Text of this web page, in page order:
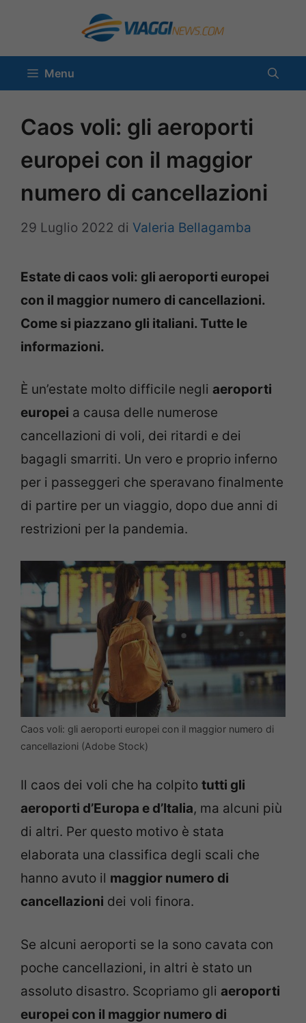
contenuto
Menu
Caos voli: gli aeroporti
europei con il maggior
numero di cancellazioni
29 Luglio 2022 di Valeria Bellagamba
Estate di caos voli: gli aeroporti europei
con il maggior numero di cancellazioni.
Come si piazzano gli italiani. Tutte le
informazioni.
È un’estate molto difficile negli aeroporti
europei a causa delle numerose
cancellazioni di voli, dei ritardi e dei
bagagli smarriti. Un vero e proprio inferno
per i passeggeri che speravano finalmente
di partire per un viaggio, dopo due anni di
restrizioni per la pandemia.
Caos voli: gli aeroporti europei con il maggior numero di
cancellazioni (Adobe Stock)
Il caos dei voli che ha colpito tutti gli
aeroporti d’Europa e d’Italia, ma alcuni più
di altri. Per questo motivo è stata
elaborata una classifica degli scali che
hanno avuto il maggior numero di
cancellazioni dei voli finora.
Se alcuni aeroporti se la sono cavata con
poche cancellazioni, in altri è stato un
assoluto disastro. Scopriamo gli aeroporti
europei con il maggior numero di